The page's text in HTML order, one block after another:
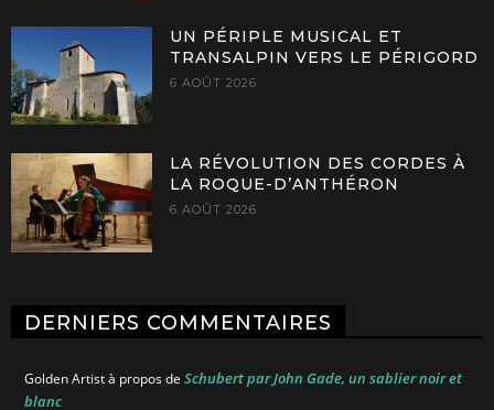
UN PÉRIPLE MUSICAL ET
TRANSALPIN VERS LE PÉRIGORD
6 AOÛT 2026
LA RÉVOLUTION DES CORDES À
LA ROQUE-D’ANTHÉRON
6 AOÛT 2026
DERNIERS COMMENTAIRES
Golden Artistà propos de Schubert par John Gade, un sablier noir et
blanc